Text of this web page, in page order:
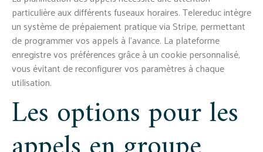
particulière aux différents fuseaux horaires. Telereduc intègre
un système de prépaiement pratique via Stripe, permettant
de programmer vos appels à l'avance. La plateforme
enregistre vos préférences grâce à un cookie personnalisé,
vous évitant de reconfigurer vos paramètres à chaque
utilisation.
Les options pour les